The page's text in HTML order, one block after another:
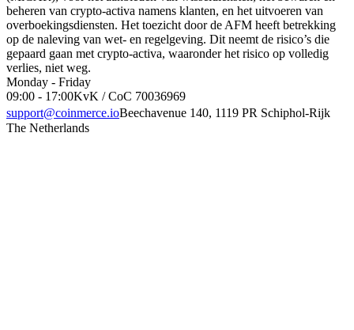
beheren van crypto-activa namens klanten, en het uitvoeren van
overboekingsdiensten. Het toezicht door de AFM heeft betrekking
op de naleving van wet- en regelgeving. Dit neemt de risico’s die
gepaard gaan met crypto-activa, waaronder het risico op volledig
verlies, niet weg.
Monday - Friday
09:00 - 17:00KvK / CoC 70036969
support@coinmerce.ioBeechavenue 140, 1119 PR Schiphol-Rijk
The Netherlands